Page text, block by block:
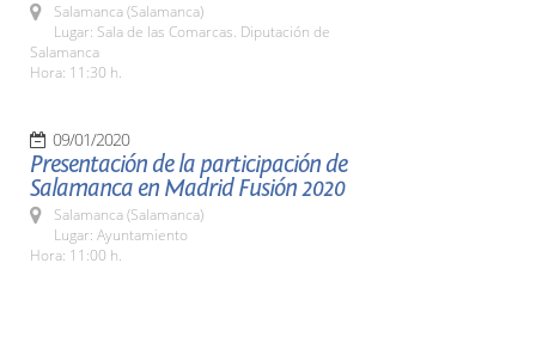
Salamanca (Salamanca)
Lugar: Sala de las Comarcas. Diputación de
Salamanca
Hora: 11:30 h.
09/01/2020
Presentación de la participación de
Salamanca en Madrid Fusión 2020
Salamanca (Salamanca)
Lugar: Ayuntamiento
Hora: 11:00 h.